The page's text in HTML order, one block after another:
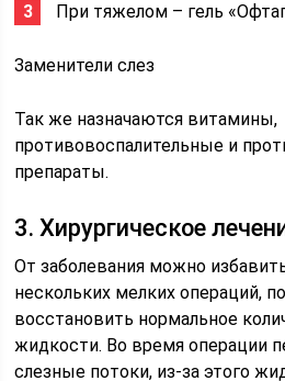
При тяжелом – гель
Заменители слез
Так же назначаются витамины,
противовоспалительные и
препараты.
3. Хирургическое
От заболевания можно
нескольких мелких операций,
восстановить нормальное
жидкости. Во время операции
слезные потоки, из-за этого